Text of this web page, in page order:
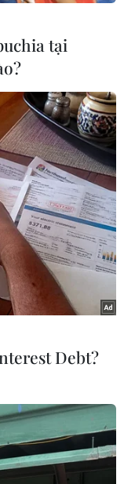
cho phép
cứu
pháp kiên
hiện đồng thời
kiểm soát và
tại
Debt?